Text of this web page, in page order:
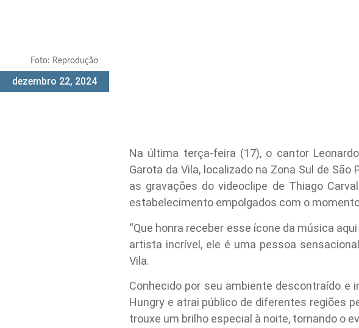
Foto: Reprodução
dezembro 22, 2024
Na última terça-feira (17), o cantor
Garota da Vila, localizado na Zona Sul de
as gravações do videoclipe de Thiago
estabelecimento empolgados com o
“Que honra receber esse ícone da música
artista incrível, ele é uma pessoa
Vila.
Conhecido por seu ambiente descontraído e
Hungry e atrai público de diferentes regiões
trouxe um brilho especial à noite, tornando o